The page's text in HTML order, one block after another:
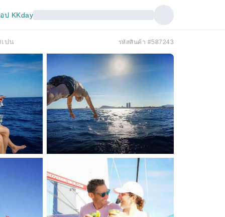
ป KKday
ปน รหัสสินค้า #587243